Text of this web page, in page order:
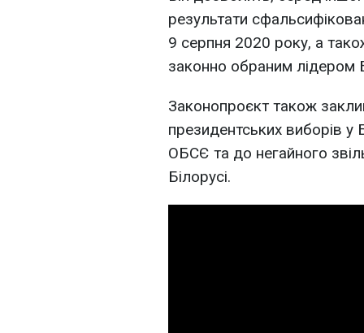
результати
9 серпня 2020 року, а
законно обраним лідером
Законопроєкт також
президентських виборів у
ОБСЄ та до негайного
Білорусі.